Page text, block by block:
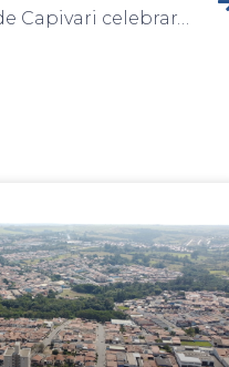
Bandas de rock de Capivari celebrarão o Dia do Rock com live especial